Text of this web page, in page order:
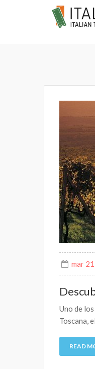
mar
Uno de
Toscana,
READ